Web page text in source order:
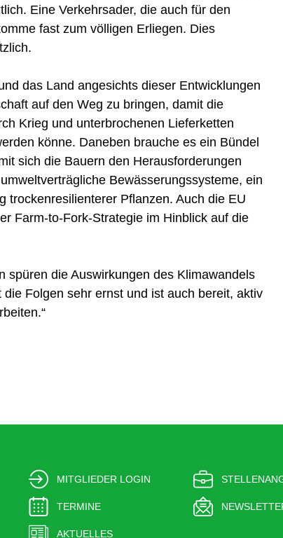
Eine Verkehrsader, die auch für den
fast zum völligen Erliegen. Dies
das Land angesichts dieser Entwicklungen
auf den Weg zu bringen, damit die
Krieg und unterbrochenen Lieferketten
könne. Daneben brauche es ein Bündel
sich die Bauern den Herausforderungen
Bewässerungssysteme, ein
trockenresilienterer Pflanzen. Auch die EU
Farm-to-Fork-Strategie im Hinblick auf die
spüren die Auswirkungen des Klimawandels
Folgen sehr ernst und ist auch bereit, aktiv
MITGLIEDER LOGIN
TERMINE
AKTUELLES